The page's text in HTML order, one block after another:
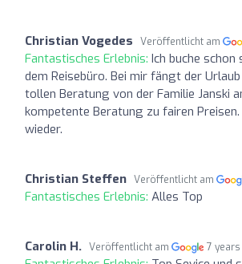
Christian Vogedes Veröffentlicht am
Fantastisches Erlebnis: Ich buche schon
dem Reisebüro. Bei mir fängt der
tollen Beratung von der Familie Janski
kompetente Beratung zu fairen
wieder.
Christian Steffen Veröffentlicht am
Fantastisches Erlebnis: Alles Top
Carolin H. Veröffentlicht am 7 years